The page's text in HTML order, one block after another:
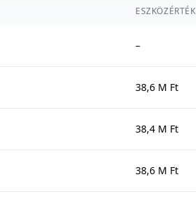
ESZKÖZÉRTÉK
–
38,6 M Ft
38,4 M Ft
38,6 M Ft